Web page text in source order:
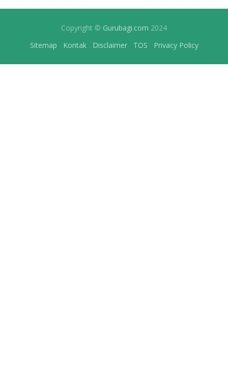
Copyright © Gurubagi.com 2024
Sitemap
Kontak Disclaimer TOS Privacy Policy